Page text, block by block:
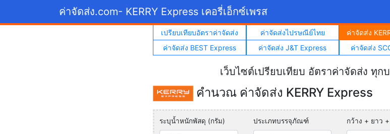
ค่าจัดส่ง.com- KERRY Express เคอรี่เอ็กซ์เพรส
เปรียบเทียบอัตราค่าจัดส่ง ค่าจัดส่งไปรษณีย์ไทย ค่าจัดส่ง
ค่าจัดส่ง BEST Express
ค่าจัดส่ง J&T Express ค่าจัดส่ง
เว็บไซต์เปรียบเทียบ อัตราค่าจัดส่ง ทุก
คำนวณ ค่าจัดส่ง KERRY Express
ระบุน้ำหนักพัสดุ (กรัม) ประเภทบรรจุภัณฑ์ กว้าง + ยาว